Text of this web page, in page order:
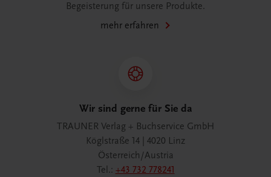
Begeisterung für unsere Produkte.
mehr erfahren
Wir sind gerne für Sie da
TRAUNER Verlag + Buchservice GmbH
Köglstraße 14 | 4020 Linz
Österreich/Austria
Tel.: +43 732 778241